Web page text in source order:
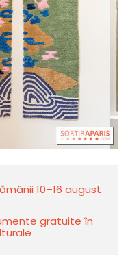
10–16 august
gratuite în